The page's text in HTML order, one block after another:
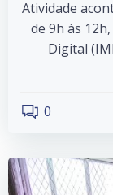
Atividade
de 9h às
Digital
0